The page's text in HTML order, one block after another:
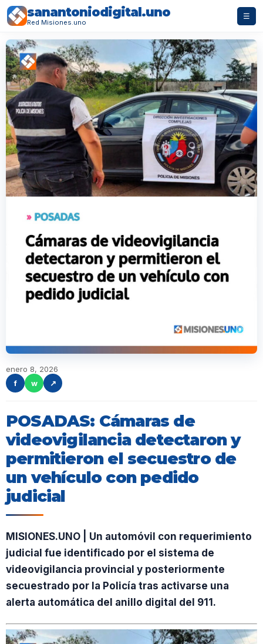
sanantoniodigital.uno
Red Misiones.uno
☰
enero 8, 2026
f
w ↗
POSADAS: Cámaras de
videovigilancia detectaron y
permitieron el secuestro de
un vehículo con pedido
judicial
MISIONES.UNO | Un automóvil con requerimiento
judicial fue identificado por el sistema de
videovigilancia provincial y posteriormente
secuestrado por la Policía tras activarse una
alerta automática del anillo digital del 911.